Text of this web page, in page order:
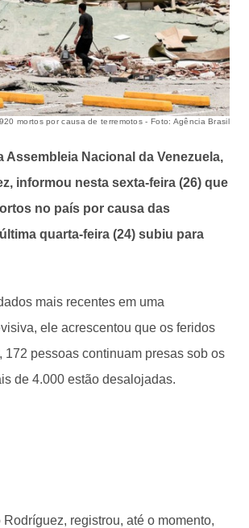
mortos por causa de terremotos - Foto: Agência Brasil
Assembleia Nacional da Venezuela,
informou nesta sexta-feira (26) que
no país por causa das
quarta-feira (24) subiu para
mais recentes em uma
ele acrescentou que os feridos
172 pessoas continuam presas sob os
de 4.000 estão desalojadas.
registrou, até o momento,